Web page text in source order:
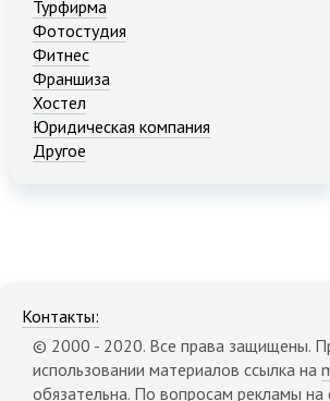
Турфирма
Фотостудия
Фитнес
Франшиза
Хостел
Юридическая компания
Другое
Контакты:
© 2000 - 2020. Все права защищены.
использовании материалов ссылка на
обязательна. По вопросам рекламы на